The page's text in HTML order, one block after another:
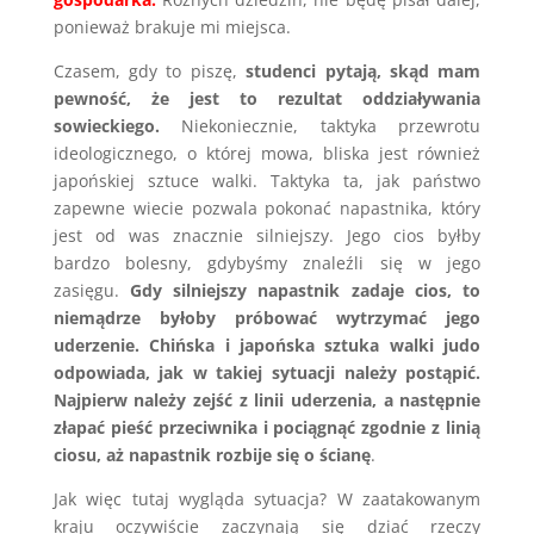
ponieważ brakuje mi miejsca.
Czasem, gdy to piszę,studenci pytają, skąd mam
pewność, że jest to rezultat oddziaływania
sowieckiego. Niekoniecznie, taktyka przewrotu
ideologicznego, o której mowa, bliska jest również
japońskiej sztuce walki. Taktyka ta, jak państwo
zapewne wiecie pozwala pokonać napastnika, który
jest od was znacznie silniejszy. Jego cios byłby
bardzo bolesny, gdybyśmy znaleźli się w jego
zasięgu. Gdy silniejszy napastnik zadaje cios, to
niemądrze byłoby próbować wytrzymać jego
uderzenie. Chińska i japońska sztuka walki judo
odpowiada, jak w takiej sytuacji należy postąpić.
Najpierw należy zejść z linii uderzenia, a następnie
złapać pieść przeciwnika i pociągnąć zgodnie z linią
ciosu, aż napastnik rozbije się o ścianę.
Jak więc tutaj wygląda sytuacja? W zaatakowanym
kraju oczywiście zaczynają się dziać rzeczy